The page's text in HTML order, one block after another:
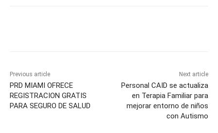
Previous article
PRD MIAMI OFRECE
REGISTRACION GRATIS
PARA SEGURO DE SALUD
Next article
Personal CAID se actualiza
en Terapia Familiar para
mejorar entorno de niños
con Autismo